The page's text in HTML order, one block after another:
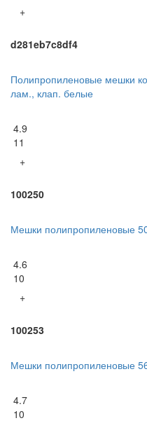
+
d281eb7c8df4
Полипропиленовые мешки
лам., клап. белые
4.9
11
+
100250
Мешки полипропиленовые
4.6
10
+
100253
Мешки полипропиленовые
4.7
10